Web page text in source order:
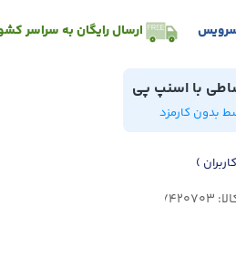
ارسال رایگان به سراسر
با اسنپ پی
بدون کارمزد
)